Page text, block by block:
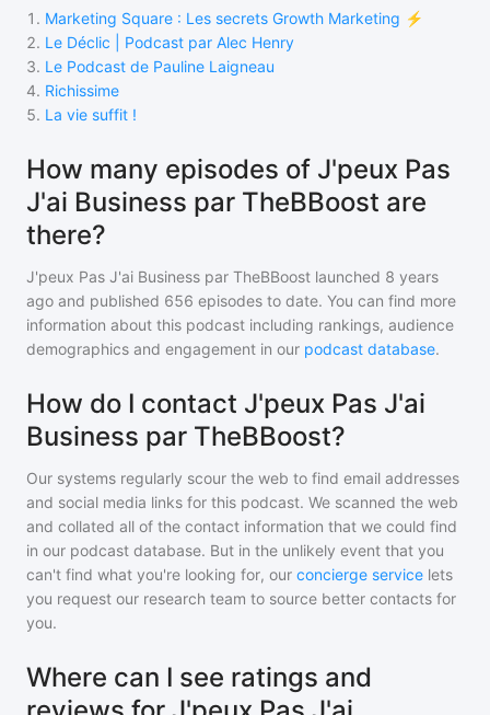
1 . Marketing Square : Les secrets Growth Marketing ⚡️
2. Le Déclic | Podcast par Alec Henry
3. Le Podcast de Pauline Laigneau
4. Richissime
5. La vie suffit !
How many episodes of J'peux Pas
J'ai Business par TheBBoost are
there?
J'peux Pas J'ai Business par TheBBoost launched 8 years
ago and published 656 episodes to date. You can find more
information about this podcast including rankings, audience
demographics and engagement in our podcast database.
How do I contact J'peux Pas J'ai
Business par TheBBoost?
Our systems regularly scour the web to find email addresses
and social media links for this podcast. We scanned the web
and collated all of the contact information that we could find
in our podcast database. But in the unlikely event that you
can't find what you're looking for, our concierge service lets
you request our research team to source better contacts for
you.
Where can I see ratings and